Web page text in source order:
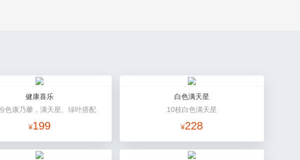
健康喜乐
色康乃馨，满天星、绿叶搭配
¥199
白色满天星
10枝白色满天星
¥228